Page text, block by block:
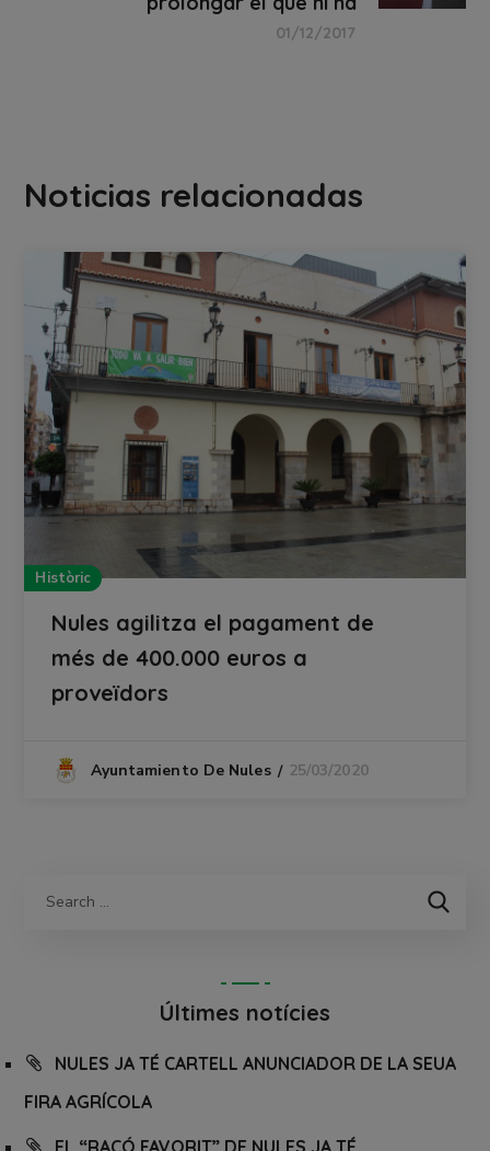
01/12/2017
Noticias relacionadas
Històric
Nules agilitza el pagament de
més de 400.000 euros a
proveïdors
Ayuntamiento De Nules 25/03/2020
Últimes notícies
NULES JA TÉ CARTELL ANUNCIADOR DE LA SEUA
FIRA AGRÍCOLA
EL “RACÓ FAVORIT” DE NULES JA TÉ